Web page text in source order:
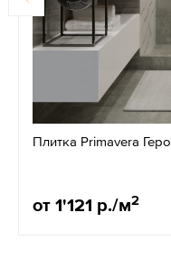
Плитка Primavera Геро
от 1'121 р./м2